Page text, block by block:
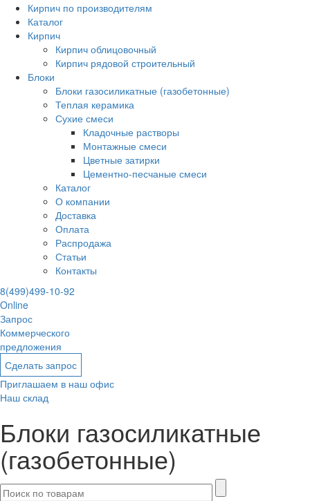
Кирпич по производителям
Каталог
Кирпич
Кирпич облицовочный
Кирпич рядовой строительный
Блоки
Блоки газосиликатные (газобетонные)
Теплая керамика
Сухие смеси
Кладочные растворы
Монтажные смеси
Цветные затирки
Цементно-песчаные смеси
Каталог
О компании
Доставка
Оплата
Распродажа
Статьи
Контакты
8(499)499-10-92
Online
Запрос
Коммерческого
предложения
Сделать запрос
Приглашаем в наш офис
Наш склад
Блоки газосиликатные
(газобетонные)